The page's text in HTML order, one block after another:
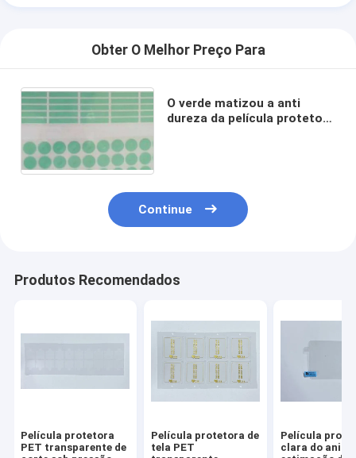
Obter O Melhor Preço Para
O verde matizou a anti
dureza da película protetora
Continue
Produtos Recomendados
Película protetora
PET transparente de
Película protetora de
tela PET
Película
clara do